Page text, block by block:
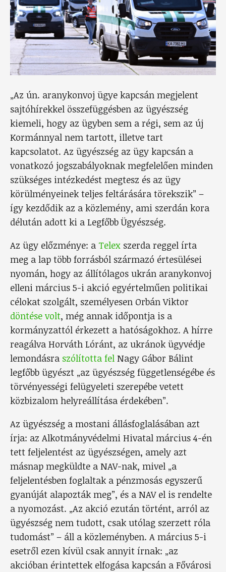
„Az ún. aranykonvoj ügye kapcsán megjelent
sajtóhírekkel összefüggésben az ügyészség
kiemeli, hogy az ügyben sem a régi, sem az új
Kormánnyal nem tartott, illetve tart
kapcsolatot. Az ügyészség az ügy kapcsán a
vonatkozó jogszabályoknak megfelelően minden
szükséges intézkedést megtesz és az ügy
körülményeinek teljes feltárására törekszik” –
így kezdődik az a közlemény, ami szerdán kora
délután adott ki a Legfőbb Ügyészség.
Az ügy előzménye: a Telex szerda reggel írta
meg a lap több forrásból származó értesülései
nyomán, hogy az állítólagos ukrán aranykonvoj
elleni március 5-i akció egyértelműen politikai
célokat szolgált, személyesen Orbán Viktor
döntése volt, még annak időpontja is a
kormányzattól érkezett a hatóságokhoz. A hírre
reagálva Horváth Lóránt, az ukránok ügyvédje
lemondásra szólította fel Nagy Gábor Bálint
legfőbb ügyészt „az ügyészség függetlenségébe és
törvényességi felügyeleti szerepébe vetett
közbizalom helyreállítása érdekében”.
Az ügyészség a mostani állásfoglalásában azt
írja: az Alkotmányvédelmi Hivatal március 4-én
tett feljelentést az ügyészségen, amely azt
másnap megküldte a NAV-nak, mivel „a
feljelentésben foglaltak a pénzmosás egyszerű
gyanúját alapozták meg”, és a NAV el is rendelte
a nyomozást. „Az akció ezután történt, arról az
ügyészség nem tudott, csak utólag szerzett róla
tudomást” – áll a közleményben. A március 5-i
esetről ezen kívül csak annyit írnak: „az
akcióban érintettek elfogása kapcsán a Fővárosi